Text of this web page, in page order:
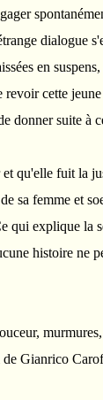
dialogue
en
cette
donner suite à
qu'elle fuit la
sa femme et
qui explique la
histoire ne
de Gianrico